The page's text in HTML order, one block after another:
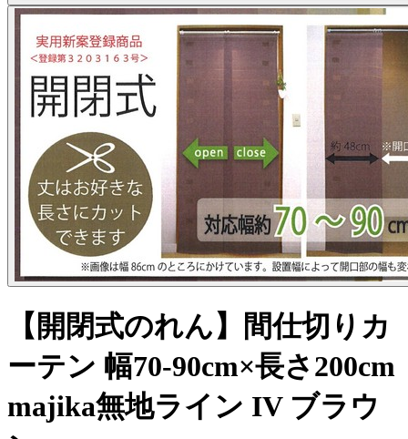
【開閉式のれん】間仕切りカ
ーテン 幅70-90cm×長さ200cm
majika無地ライン IV ブラウ